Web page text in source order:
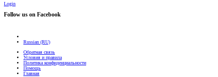
Login
Follow us on Facebook
Russian (RU)
Обратная связь
Условия и правила
Политика конфиденциальности
Помощь
Главная